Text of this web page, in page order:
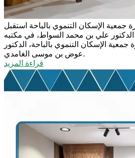
جمعية الإسكان التنموي بالباحة استقبل
الدكتور علي بن محمد السواط، في مكتبه
الإسكان التنموي بالباحة، الدكتور
عوض بن موسى الغامدي.
قراءة المزيد